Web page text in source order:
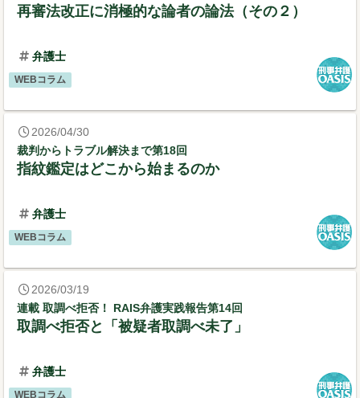
再審法改正に消極的な論者の論法（その２）
弁護士
WEBコラム
2026/04/30
裁判からトラブル解決まで第18回
指紋鑑定はどこから始まるのか
弁護士
WEBコラム
2026/03/19
連載 取調べ拒否！ RAIS弁護実践報告第14回
取調べ拒否と「被疑者取調べ未了」
弁護士
WEBコラム